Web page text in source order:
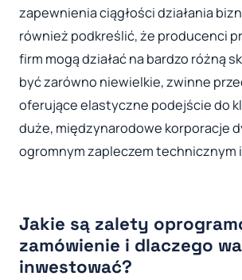
zapewnienia ciągłości działania
również podkreślić, że producenci
firm mogą działać na bardzo różną
być zarówno niewielkie, zwinne
oferujące elastyczne podejście do
duże, międzynarodowe korporacje
ogromnym zapleczem technicznym
Jakie są zalety
zamówienie i dlaczego
inwestować?